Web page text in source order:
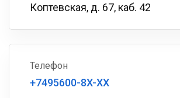
Коптевская, д. 67, каб. 42
Телефон
+7495600-8X-XX